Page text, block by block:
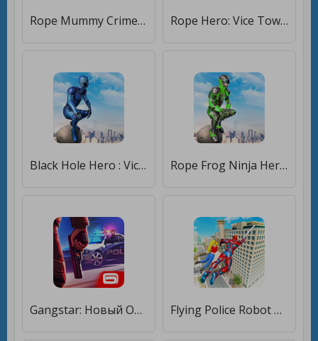
Rope Mummy Crime Simulator: Vegas Hero [Много денег] Rope Hero: Vice Town [Мод меню]
Black Hole Hero : Vice Vegas Rope Mafia [Мод меню] Rope Frog Ninja Hero - Strange Gangster Vegas [Много денег]
Gangstar: Новый Орлеан [Мод меню] Flying Police Robot Rope Hero: Gangster Crime City [Мод меню]